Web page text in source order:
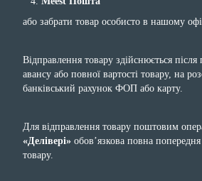
або забрати товар особисто в нашому
Відправлення товару здійснюється після
авансу або повної вартості товару, на
банківський рахунок ФОП або карту.
Для відправлення товару поштовим
«Делівері» обов’язкова повна попередня
товару.